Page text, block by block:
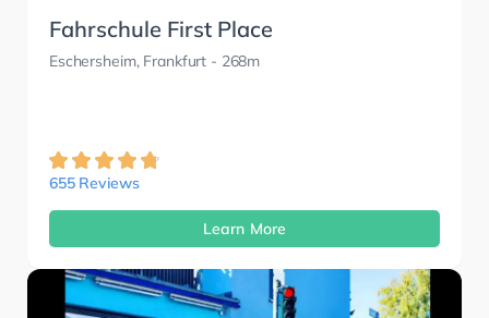
Fahrschule First Place
Eschersheim, Frankfurt - 268m
655 Reviews
Learn More